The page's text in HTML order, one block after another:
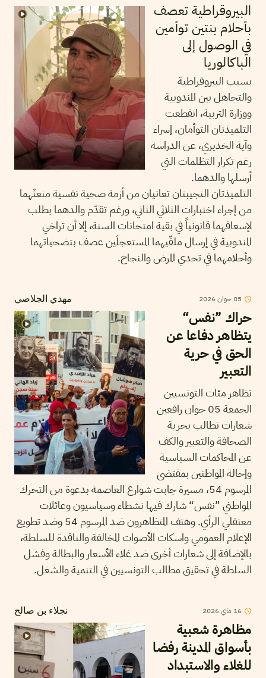
البيروقراطية تعصف
بأحلام بنتين توأمين
في الوصول إلى
الباكالوريا
بسبب البيروقراطية
والتجاهل بين المندوبية
ووزارة التربية، انقطعت
التلميذتان التوأمان، إسراء
وآية الخذيري، عن الدراسة
رغم تكرار التظلمات التي
أرسلها والدهما.
التلميذتان النجيبتان تعانيان من أزمة صحية نفسية منعتْهما
من إجراء اختبارات الثلاثي الثاني، ورغم تقدّم والدهما بطلب
لإسعافهما قانونياً في بقية امتحانات السنة، إلا أن تراخي
المندوبية في إرسال ملفّيهما المستعجلَين عصف بتضحياتهما
وأحلامهما في تحدي المرض والنجاح.
مهدي الجلاصي 05جوان2026
حراك ”نفس“
يتظاهر دفاعا عن
الحق في حرية
التعبير
تظاهر مئات التونسيين
الجمعة 05 جوان رافعين
شعارات تطالب بحرية
الصحافة والتعبير والكف
عن المحاكمات السياسية
وإحالة المواطنين بمقتضى
المرسوم 54، مسيرة جابت شوارع العاصمة بدعوة من التحرك
المواطني ”نفس“ شارك فيها نشطاء وسياسيون وعائلات
معتقلي الرأي. وهتف المتظاهرون ضد المرسوم 54 وضد تطويع
الإعلام العمومي واسكات الأصوات المخالفة والناقدة للسلطة،
بالإضافة إلى شعارات أخرى ضد غلاء الأسعار والبطالة وفشل
السلطة في تحقيق مطالب التونسيين في التنمية والشغل.
نجلاء بن صالح 16 ماي2026
مظاهرة شعبية
بأسواق المدينة رفضا
للغلاء والاستبداد